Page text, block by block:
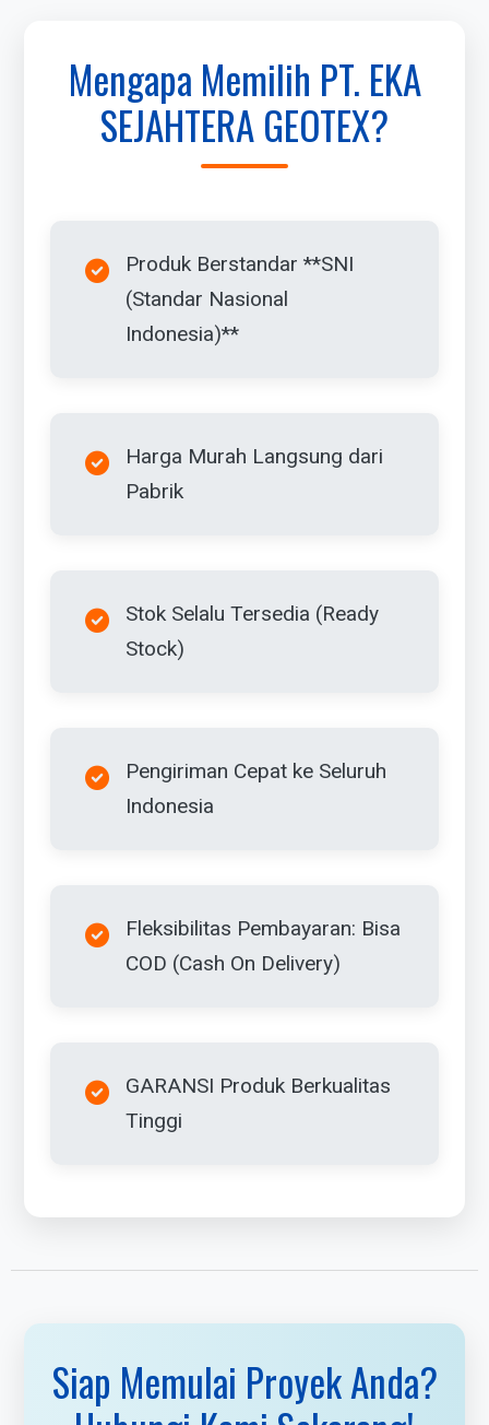
Mengapa Memilih PT. EKA
SEJAHTERA GEOTEX?
Produk Berstandar **SNI
(Standar Nasional
Indonesia)**
Harga Murah Langsung dari
Pabrik
Stok Selalu Tersedia (Ready
Stock)
Pengiriman Cepat ke Seluruh
Indonesia
Fleksibilitas Pembayaran: Bisa
COD (Cash On Delivery)
GARANSI Produk Berkualitas
Tinggi
Siap Memulai Proyek Anda?